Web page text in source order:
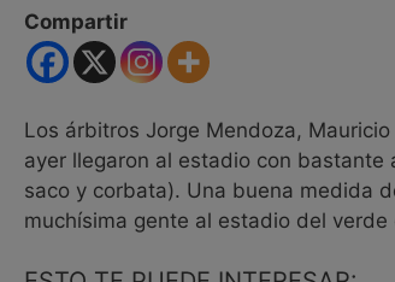
Compartir
Los árbitros Jorge Mendoza,
ayer llegaron al estadio con
saco y corbata). Una buena medida
muchísima gente al estadio del verde